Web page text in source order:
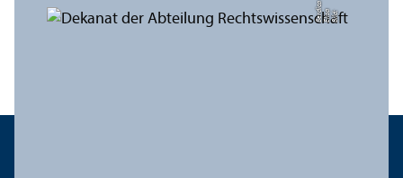
Bil
d:
Eli
s
a
B
e
r
dic
a